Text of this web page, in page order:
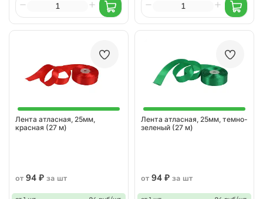
Лента атласная, 25мм,
красная (27 м)
от 94 ₽ за шт
Лента атласная, 25мм, темно-
зеленый (27 м)
от 94 ₽ за шт